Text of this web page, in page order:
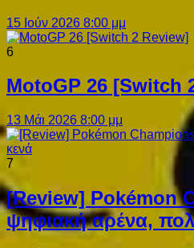
15 Ιούν 2026 8:00 μμ
6
MotoGP 26 [Switch
13 Μάι 2026 8:00 μμ
7
[Review] Pokémon
ψηφιακή αρένα,